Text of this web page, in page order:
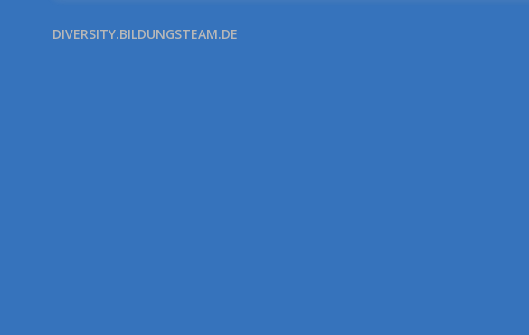
DIVERSITY.BILDUNGSTEAM.DE